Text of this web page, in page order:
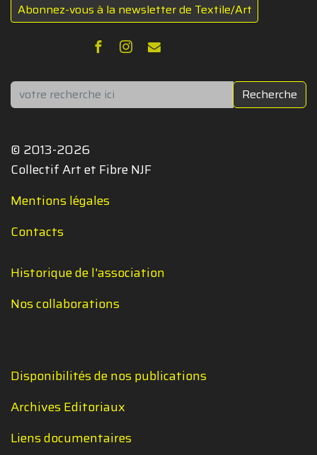
Abonnez-vous à la newsletter de Textile/Art
Rechercher Recherche
© 2013-2026
Collectif Art et Fibre NJF
Mentions légales
Contacts
Historique de l'association
Nos collaborations
Disponibilités de nos publications
Archives Editoriaux
Liens documentaires